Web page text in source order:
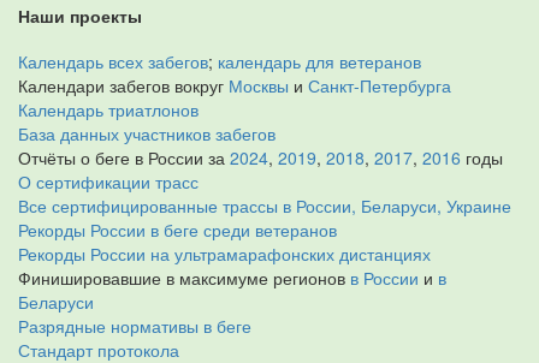
Наши проекты
Календарь всех забегов; календарь для ветеранов
Календари забегов вокруг Москвы и Санкт-Петербурга
Календарь триатлонов
База данных участников забегов
Отчёты о беге в России за 2024, 2019, 2018, 2017, 2016 годы
О сертификации трасс
Все сертифицированные трассы в России, Беларуси, Украине
Рекорды России в беге среди ветеранов
Рекорды России на ультрамарафонских дистанциях
Финишировавшие в максимуме регионов в России и в
Беларуси
Разрядные нормативы в беге
Стандарт протокола